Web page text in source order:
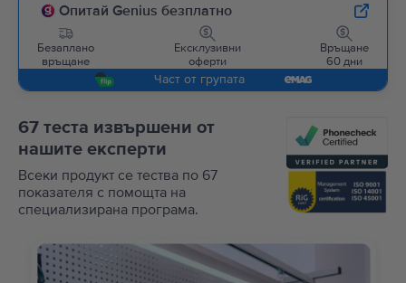
Опитай Genius безплатно
Безаплано
връщане
Ексклузивни
оферти
Връщане
60 дни
Част от групата
67 теста извършени от
нашите експерти
Всеки продукт се тества по 67
показателя с помощта на
специализирана програма.